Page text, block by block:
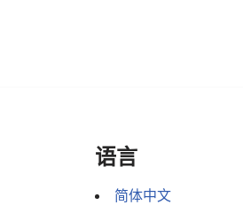
语言
简体中文